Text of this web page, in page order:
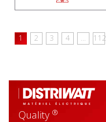
1 2 3 4 … 112
Quality ®